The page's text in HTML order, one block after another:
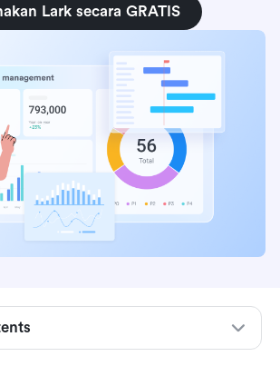
Lark secara GRATIS